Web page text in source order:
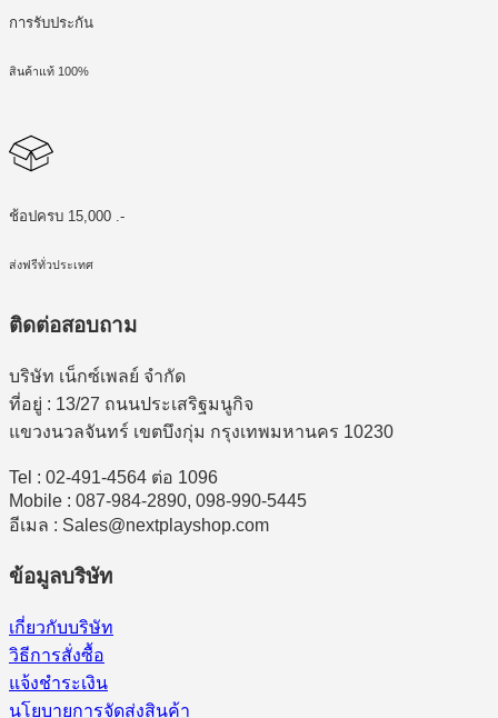
การรับประกัน
สินค้าแท้ 100%
ช้อปครบ 15,000 .-
ส่งฟรีทั่วประเทศ
ติดต่อสอบถาม
บริษัท เน็กซ์เพลย์ จำกัด
ที่อยู่ : 13/27 ถนนประเสริฐมนูกิจ
แขวงนวลจันทร์ เขตบึงกุ่ม กรุงเทพมหานคร 10230
Tel : 02-491-4564 ต่อ 1096
Mobile : 087-984-2890, 098-990-5445
อีเมล : Sales@nextplayshop.com
ข้อมูลบริษัท
เกี่ยวกับบริษัท
วิธีการสั่งซื้อ
แจ้งชำระเงิน
นโยบายการจัดส่งสินค้า